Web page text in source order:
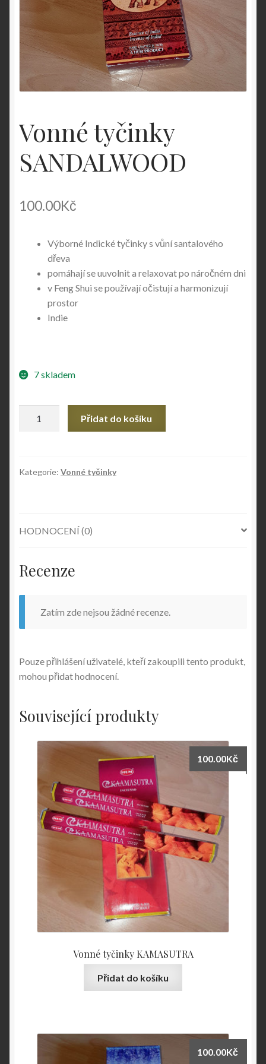
Vonné tyčinky
SANDALWOOD
100.00Kč
Výborné Indické tyčinky s vůní santalového
dřeva
pomáhají se uuvolnit a relaxovat po náročném dni
v Feng Shui se používají očistují a harmonizují
prostor
Indie
7 skladem
Přidat do košíku
Kategorie: Vonné tyčinky
HODNOCENÍ (0)
Recenze
Zatím zde nejsou žádné recenze.
Pouze přihlášení uživatelé, kteří zakoupili tento produkt,
mohou přidat hodnocení.
Související produkty
Vonné tyčinky KAMASUTRA
100.00Kč
Přidat do košíku
100.00Kč